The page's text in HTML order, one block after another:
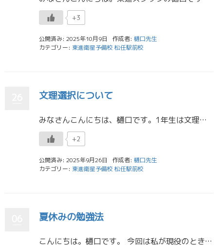
+3
公開済み: 2025年10月9日 作成者: 樋口先生
カテゴリー: 東進衛星予備校 松任駅前校
文理選択について
みなさんこんにちは、樋口です。1年生は文理選択の時期に近づいてきましたね。ここで私から文理選択のポイントなどについてお話ししようと思います。 自分は社会が苦手だから理系にしよう、理科の点数が低いから文系にしようと考えてい […]
+2
公開済み: 2025年9月26日 作成者: 樋口先生
カテゴリー: 東進衛星予備校 松任駅前校
夏休みの勉強法
こんにちは。樋口です。 今回は私が現役のときに夏休みに工夫した勉強方法について紹介します。 私は国語がとても苦手で、共テ模試の結果もいつも悪かったです。成績が悪いのは分かっていましたが、国語の勉強方法が分からず、また、模 […]